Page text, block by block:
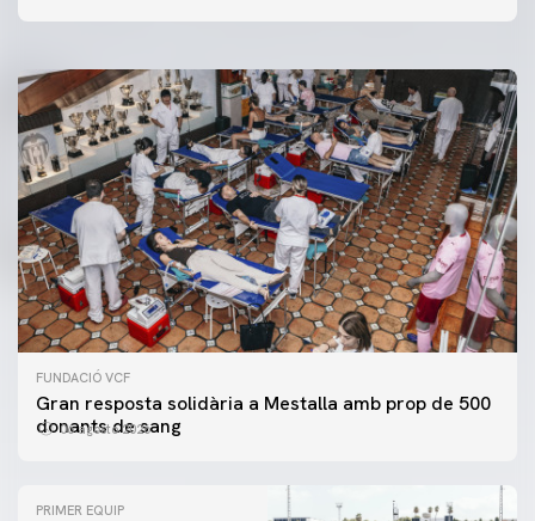
FUNDACIÓ VCF
Gran resposta solidària a Mestalla amb prop de 500
donants de sang
06 agosto 2026
PRIMER EQUIP